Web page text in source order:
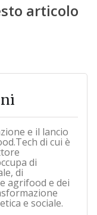
articolo
e il lancio
di cui è
di
di
agrifood e dei
e sociale.